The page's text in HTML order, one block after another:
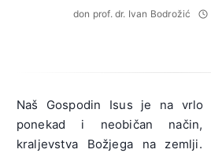
don prof. dr. Ivan Bodrožić
Naš Gospodin Isus je na vrlo
ponekad i neobičan način,
kraljevstva Božjega na